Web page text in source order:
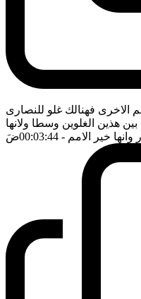
الاخرى فهنالك غلو للنصارى
هذين الغلوين وسطا ولانها
وانها خير الامم - 00:03:44 ضَ